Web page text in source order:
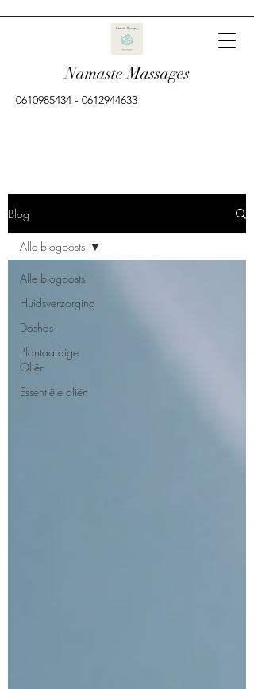
Namaste Massages
0610985434 - 0612944633
Blog
Alle blogposts
Huidsverzorging
Doshas
Plantaardige
Oliën
Essentiële oliën
Alle blogposts